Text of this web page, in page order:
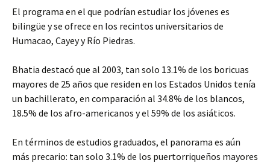
El programa en el que podrían estudiar los jóvenes es
bilingüe y se ofrece en los recintos universitarios de
Humacao, Cayey y Río Piedras.
Bhatia destacó que al 2003, tan solo 13.1% de los boricuas
mayores de 25 años que residen en los Estados Unidos tenía
un bachillerato, en comparación al 34.8% de los blancos,
18.5% de los afro-americanos y el 59% de los asiáticos.
En términos de estudios graduados, el panorama es aún
más precario: tan solo 3.1% de los puertorriqueños mayores